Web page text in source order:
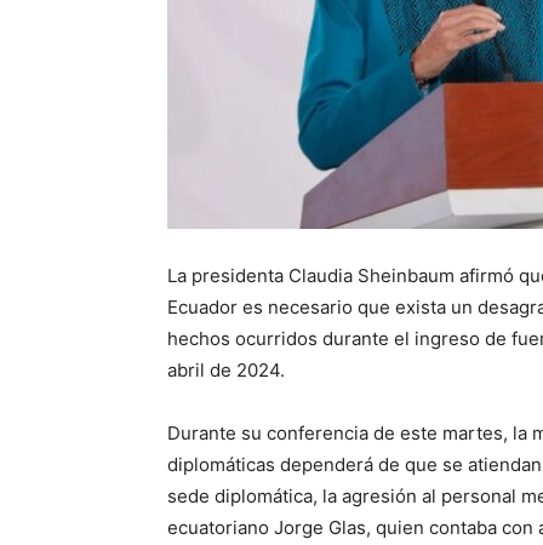
La presidenta Claudia Sheinbaum afirmó
Ecuador es necesario que exista un
hechos ocurridos durante el ingreso de
abril de 2024.
Durante su conferencia de este martes, la
diplomáticas dependerá de que se
sede diplomática, la agresión al personal
ecuatoriano Jorge Glas, quien contaba